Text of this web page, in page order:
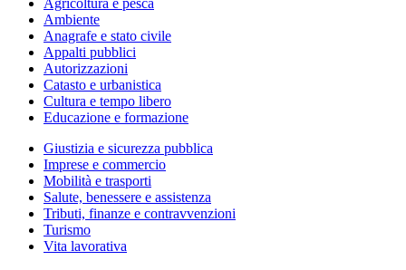
Agricoltura e pesca
Ambiente
Anagrafe e stato civile
Appalti pubblici
Autorizzazioni
Catasto e urbanistica
Cultura e tempo libero
Educazione e formazione
Giustizia e sicurezza pubblica
Imprese e commercio
Mobilità e trasporti
Salute, benessere e assistenza
Tributi, finanze e contravvenzioni
Turismo
Vita lavorativa